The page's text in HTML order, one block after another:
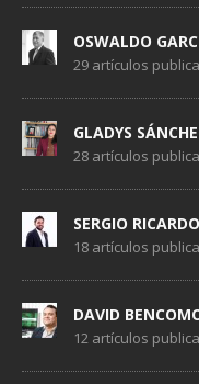
OSWALDO
29 artículos
GLADYS
28 artículos
SERGIO
18 artículos
DAVID
12 artículos